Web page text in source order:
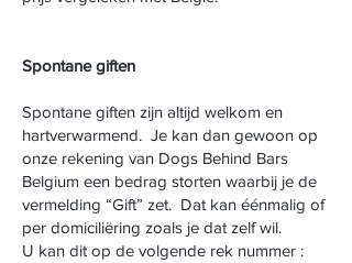
​Spontane giften
Spontane giften zijn altijd welkom en
hartverwarmend. Je kan dan gewoon op
onze rekening van Dogs Behind Bars
Belgium een bedrag storten waarbij je de
vermelding “Gift” zet. Dat kan éénmalig of
per domiciliëring zoals je dat zelf wil.
U kan dit op de volgende rek nummer :